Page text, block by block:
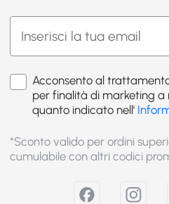
Acconsento al
per finalità di marketing a
quanto indicato nell'
*Sconto valido per ordini
cumulabile con altri codici